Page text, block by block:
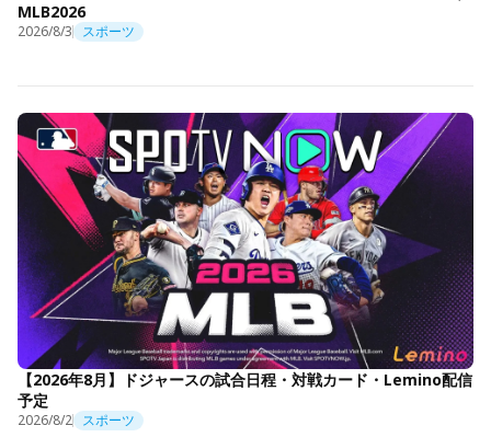
MLB2026
2026/8/3 スポーツ
【2026年8月】ドジャースの試合日程・対戦カード・Lemino配信
予定
2026/8/2 スポーツ